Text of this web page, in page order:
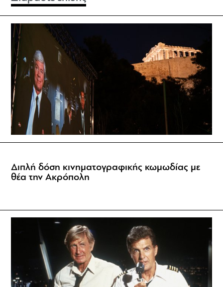
Διπλή δόση κινηματογραφικής κωμωδίας με
θέα την Ακρόπολη